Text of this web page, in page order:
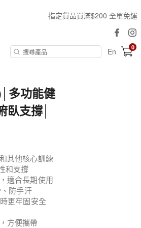
指定貨品買滿$200 全單免運
En 0
多功能健
臥支撐│
其他核心訓練
和支撐
適合長期使用
防手汗
更牢固安全
方便攜帶